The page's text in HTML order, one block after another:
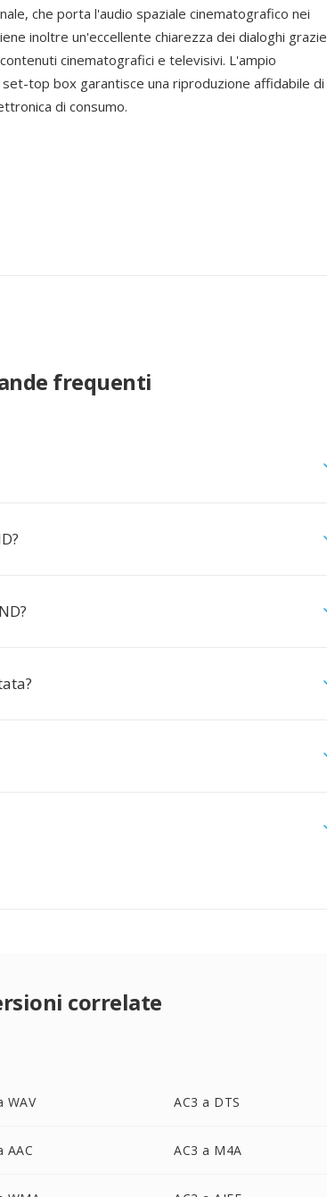
che porta l'audio spaziale cinematografico nei
inoltre un'eccellente chiarezza dei dialoghi grazie
cinematografici e televisivi. L'ampio
top box garantisce una riproduzione affidabile di
di consumo.
frequenti
correlate
WAV AC3 a DTS
AAC AC3 a M4A